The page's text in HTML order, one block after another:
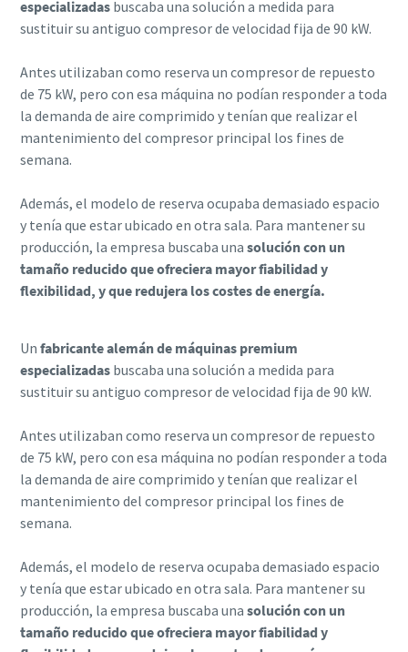
Everything you need to know about your
pneumatic conveying process
conveying process.
Find out
especializadasbuscaba una solución a medida para
sustituir su antiguo compresor de velocidad fija de 90 kW.
Antes utilizaban como reserva un compresor de repuesto
de 75 kW, pero con esa máquina no podían responder a toda
la demanda de aire comprimido y tenían que realizar el
mantenimiento del compresor principal los fines de
semana.
Además, el modelo de reserva ocupaba demasiado espacio
y tenía que estar ubicado en otra sala. Para mantener su
producción, la empresa buscaba una solución con un
tamaño reducido que ofreciera mayor fiabilidad y
flexibilidad, y que redujera los costes de energía.
Un fabricante alemán de máquinas premium
especializadasbuscaba una solución a medida para
sustituir su antiguo compresor de velocidad fija de 90 kW.
Antes utilizaban como reserva un compresor de repuesto
de 75 kW, pero con esa máquina no podían responder a toda
la demanda de aire comprimido y tenían que realizar el
mantenimiento del compresor principal los fines de
semana.
Además, el modelo de reserva ocupaba demasiado espacio
y tenía que estar ubicado en otra sala. Para mantener su
producción, la empresa buscaba una solución con un
tamaño reducido que ofreciera mayor fiabilidad y